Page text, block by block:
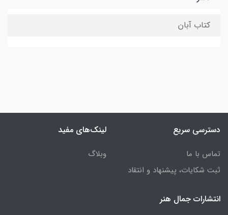
کتاب آبان
دسترسی سریع
تماس با ما
ثبت شکایات، پیشنهاد و انتقاد
لینک‌های مفید
وبلاگ
انتشارات جمال هنر